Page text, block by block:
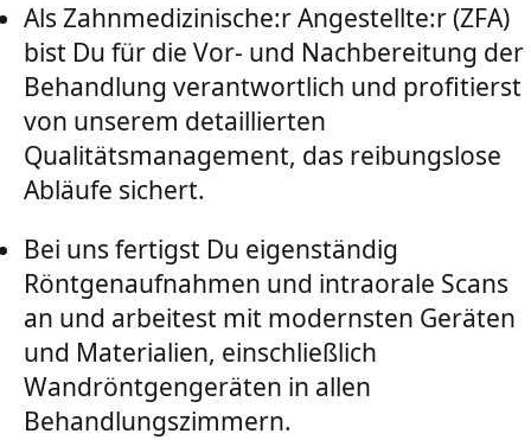
Als Zahnmedizinische:r Angestellte:r (ZFA)
bist Du für die Vor- und Nachbereitung der
Behandlung verantwortlich und profitierst
von unserem detaillierten
Qualitätsmanagement, das reibungslose
Abläufe sichert.
Bei uns fertigst Du eigenständig
Röntgenaufnahmen und intraorale Scans
an und arbeitest mit modernsten Geräten
und Materialien, einschließlich
Wandröntgengeräten in allen
Behandlungszimmern.